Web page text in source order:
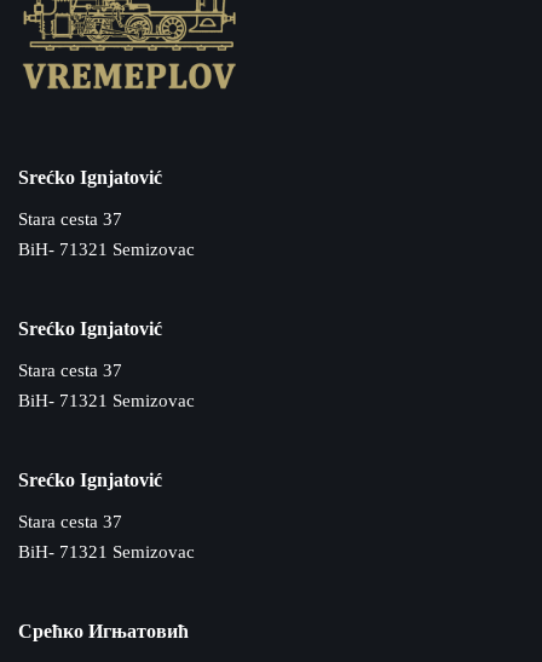
Srećko Ignjatović
Stara cesta 37
BiH- 71321 Semizovac
Srećko Ignjatović
Stara cesta 37
BiH- 71321 Semizovac
Srećko Ignjatović
Stara cesta 37
BiH- 71321 Semizovac
Срећко Игњатовић